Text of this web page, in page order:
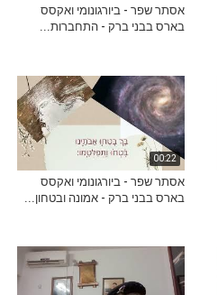
אסתר שפר - ביורגונומי ואקסס
בארס בבני ברק - התחברות...
00:22
אסתר שפר - ביורגונומי ואקסס
בארס בבני ברק - אמונה ובטחון...